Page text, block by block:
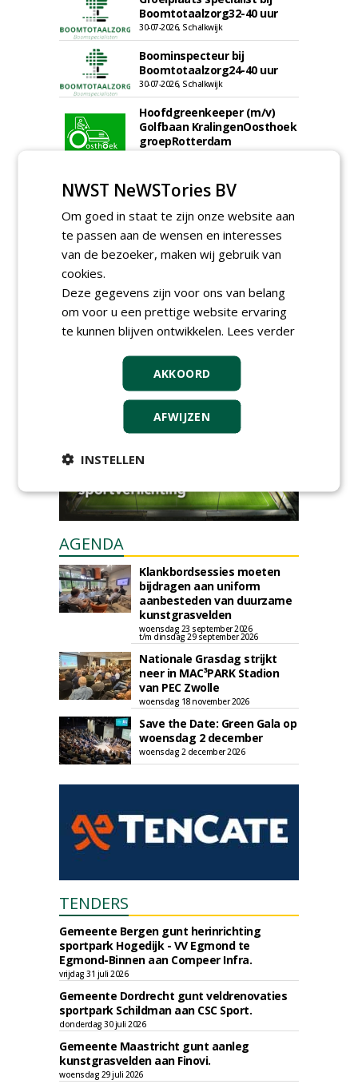
Boomtotaalzorg32-40 uur
30-07-2026, Schalkwijk
Boominspecteur bij
Boomtotaalzorg24-40 uur
30-07-2026, Schalkwijk
Hoofdgreenkeeper (m/v)
Golfbaan KralingenOosthoek
groepRotterdam
meer Groene Banen
GREEN OUTLET
Iedereen kan gratis kleine advertenties
plaatsen via zijn eigen account.
Plaats een gratis advertentie
AGENDA
Klankbordsessies moeten
bijdragen aan uniform
aanbesteden van duurzame
kunstgrasvelden
woensdag 23 september 2026
t/m dinsdag 29 september 2026
Nationale Grasdag strijkt
neer in MAC³PARK Stadion
van PEC Zwolle
woensdag 18 november 2026
Save the Date: Green Gala op
woensdag 2 december
woensdag 2 december 2026
TENDERS
Gemeente Bergen gunt herinrichting
sportpark Hogedijk - VV Egmond te
Egmond-Binnen aan Compeer Infra.
vrijdag 31 juli 2026
Gemeente Dordrecht gunt veldrenovaties
sportpark Schildman aan CSC Sport.
donderdag 30 juli 2026
Gemeente Maastricht gunt aanleg
kunstgrasvelden aan Finovi.
woensdag 29 juli 2026
NWST NeWSTories BV
Om goed in staat te zijn onze website aan
te passen aan de wensen en interesses
van de bezoeker, maken wij gebruik van
cookies.
Deze gegevens zijn voor ons van belang
om voor u een prettige website ervaring
te kunnen blijven ontwikkelen. Lees verder
AKKOORD
AFWIJZEN
INSTELLEN